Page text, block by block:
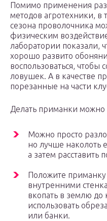
Помимо применения
методов агротехники, в
сезона проволочника
физическим
лаборатории показали,
хорошо развито
воспользоваться, чтобы
ловушек. А в качестве
порезанные на части
Делать приманки
Можно просто
но лучше наколоть
а затем расставить
Положите приманку
внутренними
вкопать в землю до
использовать
или банки.